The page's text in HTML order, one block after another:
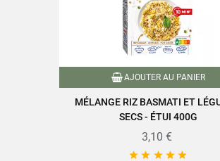
Conditionnement
Type de céréales
AJOUTER AU PANIER
MÉLANGE RIZ BASMATI ET
SECS - ÉTUI 400G
3,10 €
    